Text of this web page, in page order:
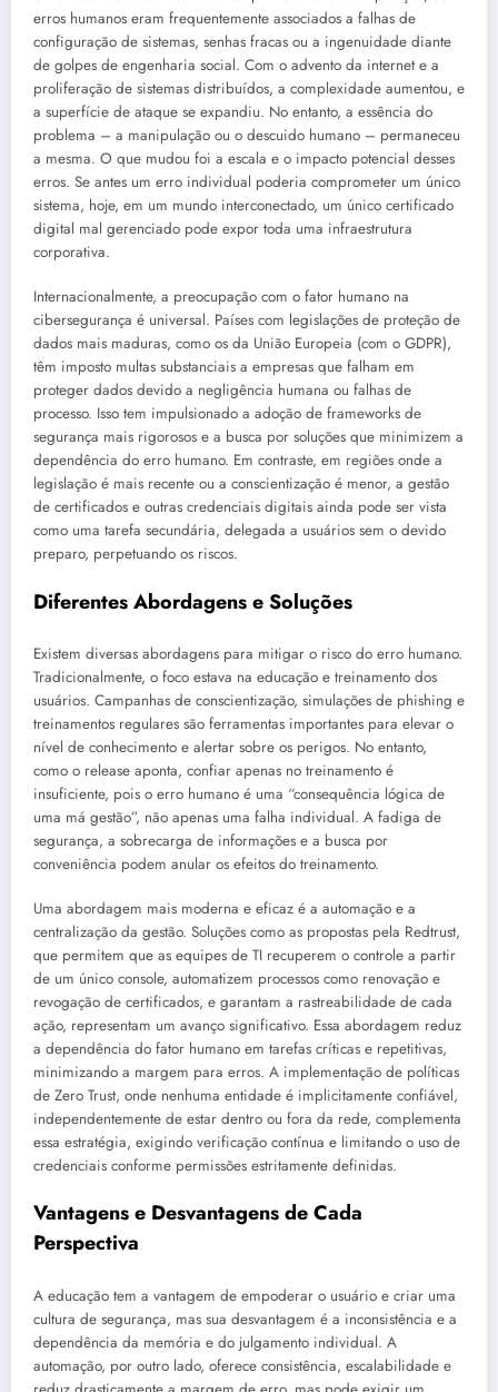
erros humanos eram frequentemente associados a falhas de
configuração de sistemas, senhas fracas ou a ingenuidade diante
de golpes de engenharia social. Com o advento da internet e a
proliferação de sistemas distribuídos, a complexidade aumentou, e
a superfície de ataque se expandiu. No entanto, a essência do
problema – a manipulação ou o descuido humano – permaneceu
a mesma. O que mudou foi a escala e o impacto potencial desses
erros. Se antes um erro individual poderia comprometer um único
sistema, hoje, em um mundo interconectado, um único certificado
digital mal gerenciado pode expor toda uma infraestrutura
corporativa.
Internacionalmente, a preocupação com o fator humano na
cibersegurança é universal. Países com legislações de proteção de
dados mais maduras, como os da União Europeia (com o GDPR),
têm imposto multas substanciais a empresas que falham em
proteger dados devido a negligência humana ou falhas de
processo. Isso tem impulsionado a adoção de frameworks de
segurança mais rigorosos e a busca por soluções que minimizem a
dependência do erro humano. Em contraste, em regiões onde a
legislação é mais recente ou a conscientização é menor, a gestão
de certificados e outras credenciais digitais ainda pode ser vista
como uma tarefa secundária, delegada a usuários sem o devido
preparo, perpetuando os riscos.
Diferentes Abordagens e Soluções
Existem diversas abordagens para mitigar o risco do erro humano.
Tradicionalmente, o foco estava na educação e treinamento dos
usuários. Campanhas de conscientização, simulações de phishing e
treinamentos regulares são ferramentas importantes para elevar o
nível de conhecimento e alertar sobre os perigos. No entanto,
como o release aponta, confiar apenas no treinamento é
insuficiente, pois o erro humano é uma “consequência lógica de
uma má gestão”, não apenas uma falha individual. A fadiga de
segurança, a sobrecarga de informações e a busca por
conveniência podem anular os efeitos do treinamento.
Uma abordagem mais moderna e eficaz é a automação e a
centralização da gestão. Soluções como as propostas pela Redtrust,
que permitem que as equipes de TI recuperem o controle a partir
de um único console, automatizem processos como renovação e
revogação de certificados, e garantam a rastreabilidade de cada
ação, representam um avanço significativo. Essa abordagem reduz
a dependência do fator humano em tarefas críticas e repetitivas,
minimizando a margem para erros. A implementação de políticas
de Zero Trust, onde nenhuma entidade é implicitamente confiável,
independentemente de estar dentro ou fora da rede, complementa
essa estratégia, exigindo verificação contínua e limitando o uso de
credenciais conforme permissões estritamente definidas.
Vantagens e Desvantagens de Cada
Perspectiva
A educação tem a vantagem de empoderar o usuário e criar uma
cultura de segurança, mas sua desvantagem é a inconsistência e a
dependência da memória e do julgamento individual. A
automação, por outro lado, oferece consistência, escalabilidade e